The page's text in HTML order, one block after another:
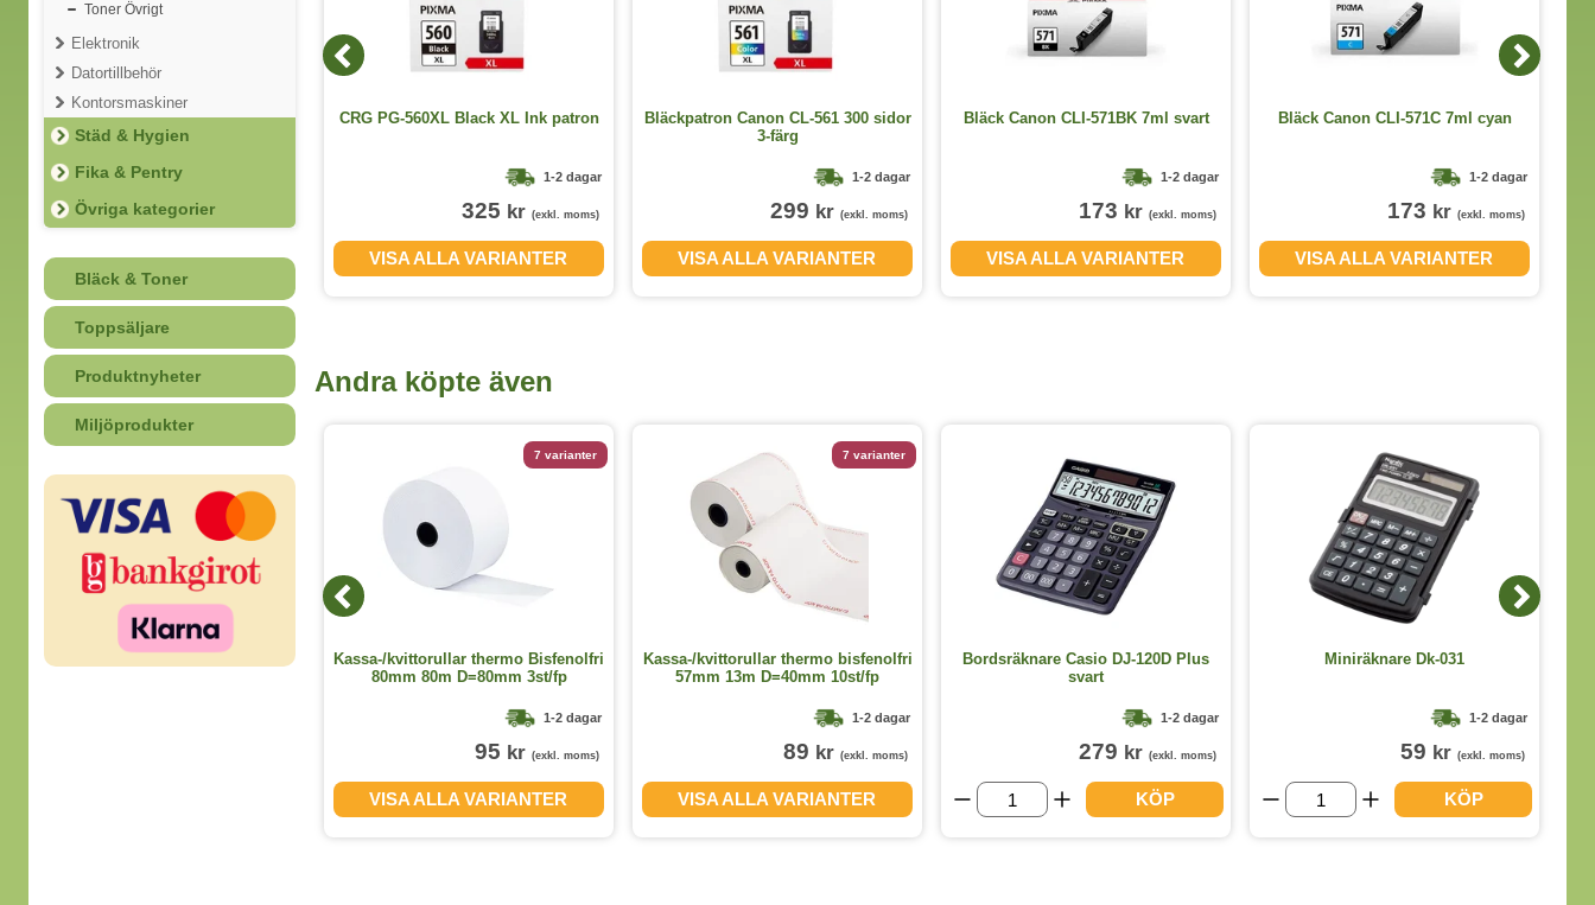
Toner Övrigt
Elektronik
Datortillbehör
Kontorsmaskiner
Städ & Hygien
Fika & Pentry
Övriga kategorier
Bläck & Toner
Toppsäljare
Produktnyheter
Miljöprodukter
Kassa-/kvittorullar thermo bisfenolfri
80mm 80m D=80mm 6st/fp
149kr
VISA ALLA VARIANTER
CRG PG-560XL Black XL Ink patron
1-2 dagar
325 kr (exkl. moms)
VISA ALLA VARIANTER
Bläckpatron Canon CL-561 300 sidor
3-färg
1-2 dagar
299 kr (exkl. moms)
VISA ALLA VARIANTER
Bläck Canon CLI-571BK 7ml svart
1-2 dagar
173 kr (exkl. moms)
VISA ALLA VARIANTER
Bläck Canon CLI-571C 7ml cyan
1-2 dagar
173 kr (exkl. moms)
VISA ALLA VARIANTER
Andra köpte även
Batteri GP Super Alkaline AA/LR6
7 varianter
Kassa-/kvittorullar thermo Bisfenolfri
80mm 80m D=80mm 3st/fp
1-2 dagar
95 kr (exkl. moms)
VISA ALLA VARIANTER
7 varianter
Kassa-/kvittorullar thermo bisfenolfri
57mm 13m D=40mm 10st/fp
1-2 dagar
89 kr (exkl. moms)
VISA ALLA VARIANTER
Bordsräknare Casio DJ-120D Plus
svart
1-2 dagar
279 kr (exkl. moms)
KÖP
Miniräknare Dk-031
1-2 dagar
59 kr (exkl. moms)
KÖP